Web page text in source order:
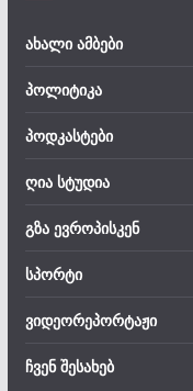
ახალი ამბები
პოლიტიკა
პოდკასტები
ღია სტუდია
გზა ევროპისკენ
სპორტი
ვიდეორეპორტაჟი
ჩვენ შესახებ